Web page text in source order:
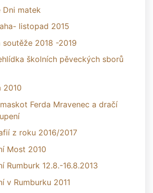
Dni matek
listopad 2015
soutěže 2018 -2019
školních pěveckých sborů
2010
Ferda Mravenec a dračí
z roku 2016/2017
Most 2010
Rumburk 12.8.-16.8.2013
v Rumburku 2011